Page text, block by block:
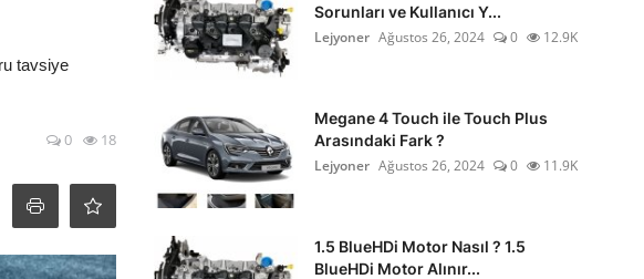
tavsiye
0 18
Sorunları ve Kullanıcı Y...
Lejyoner Ağustos 26, 2024 0 12.9K
Megane 4 Touch ile Touch Plus
Arasındaki Fark ?
Lejyoner Ağustos 26, 2024 0 11.9K
1.5 BlueHDi Motor Nasıl ? 1.5
BlueHDi Motor Alınır...